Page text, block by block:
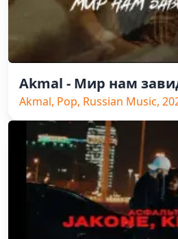
Akmal - Мир нам
Akmal, Pop, Russian Music,